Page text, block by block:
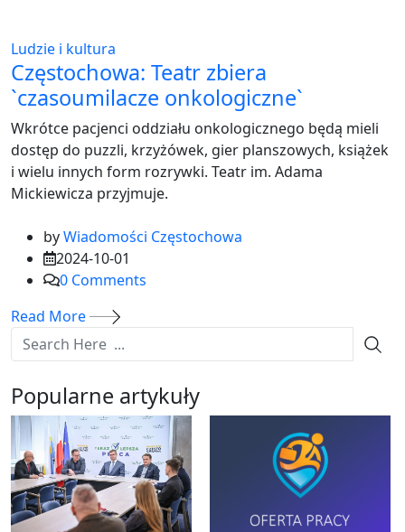
Ludzie i kultura
Częstochowa: Teatr zbiera
`czasoumilacze onkologiczne`
Wkrótce pacjenci oddziału onkologicznego będą mieli
dostęp do puzzli, krzyżówek, gier planszowych, książek
i wielu innych form rozrywki. Teatr im. Adama
Mickiewicza przyjmuje.
byWiadomości Częstochowa
2024-10-01
0 Comments
Read More
Popularne artykuły